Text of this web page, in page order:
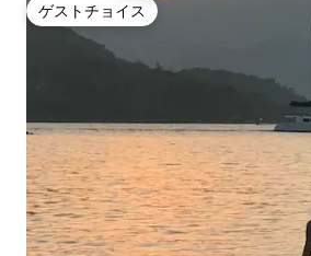
ゲストチョイス
ゲストチョイス